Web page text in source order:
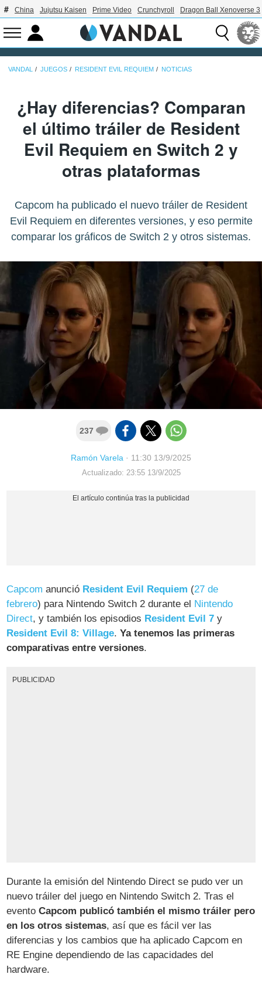
China Jujutsu Kaisen Prime Video Crunchyroll Dragon Ball Xenoverse 3
VANDAL JUEGOS RESIDENT EVIL REQUIEM NOTICIAS
¿Hay diferencias? Comparan
el último tráiler de Resident
Evil Requiem en Switch 2 y
otras plataformas
Capcom ha publicado el nuevo tráiler de Resident
Evil Requiem en diferentes versiones, y eso permite
comparar los gráficos de Switch 2 y otros sistemas.
237
Ramón Varela · 11:30 13/9/2025
Actualizado: 23:55 13/9/2025
Capcom anunció Resident Evil Requiem (27 de
febrero) para Nintendo Switch 2 durante el Nintendo
Direct, y también los episodios Resident Evil 7 y
Resident Evil 8: Village.Ya tenemos las primeras
comparativas entre versiones.
PUBLICIDAD
Durante la emisión del Nintendo Direct se pudo ver un
nuevo tráiler del juego en Nintendo Switch 2. Tras el
eventoCapcom publicó también el mismo tráiler pero
en los otros sistemas, así que es fácil ver las
diferencias y los cambios que ha aplicado Capcom en
RE Engine dependiendo de las capacidades del
hardware.